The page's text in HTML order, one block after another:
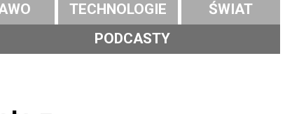
TECHNOLOGIE
ŚWIAT
PODCASTY